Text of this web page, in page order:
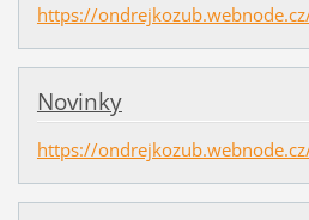
https://
Novinky
https://